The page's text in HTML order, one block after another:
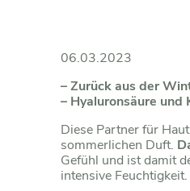
06.03.2023
– Zurück aus der
– Hyaluronsäure
Diese Partner für
sommerlichen Duft.
Gefühl und ist damit
intensive